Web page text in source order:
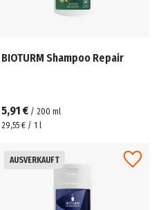
BIOTURM Shampoo Repair
5,91 € / 200 ml
29,55 € / 1 l
AUSVERKAUFT